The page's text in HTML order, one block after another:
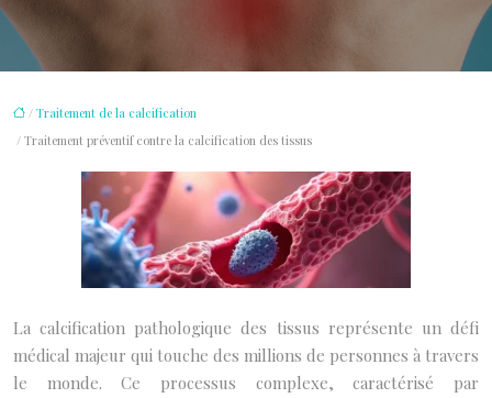
/ Traitement de la calcification
/ Traitement préventif contre la calcification des tissus
La calcification pathologique des tissus représente un défi
médical majeur qui touche des millions de personnes à travers
le monde. Ce processus complexe, caractérisé par